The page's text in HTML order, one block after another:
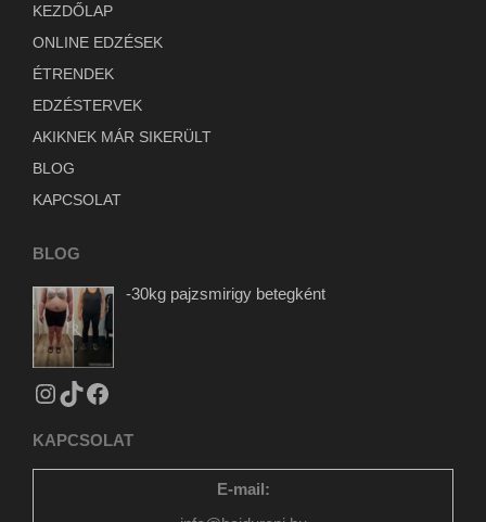
KEZDŐLAP
ONLINE EDZÉSEK
ÉTRENDEK
EDZÉSTERVEK
AKIKNEK MÁR SIKERÜLT
BLOG
KAPCSOLAT
BLOG
-30kg pajzsmirigy betegként
KAPCSOLAT
E-mail: